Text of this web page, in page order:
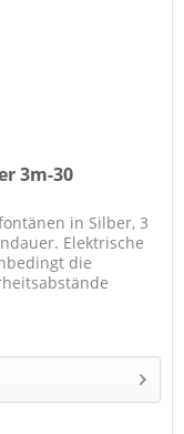
3m-30
in Silber, 3
Elektrische
die